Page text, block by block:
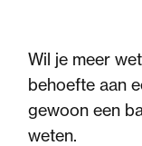
Wil je meer
behoefte aan
gewoon een
weten.